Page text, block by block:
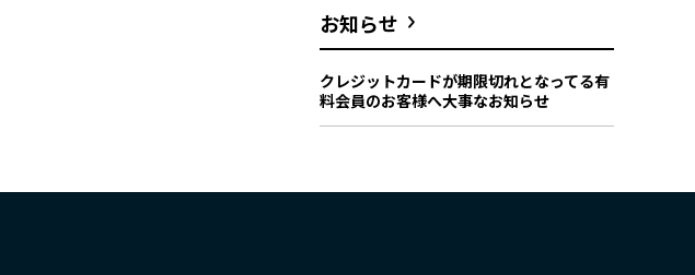
お知らせ
クレジットカードが期限切れとなってる有
料会員のお客様へ大事なお知らせ